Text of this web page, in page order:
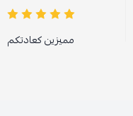
مميزين كعادتكم